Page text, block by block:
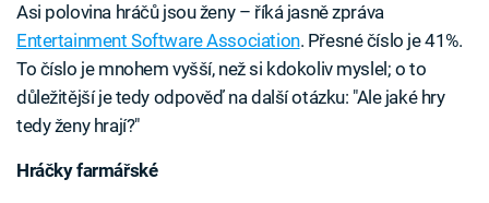
Asi polovina hráčů jsou ženy – říká jasně zpráva
Entertainment Software Association. Přesné číslo je 41%.
To číslo je mnohem vyšší, než si kdokoliv myslel; o to
důležitější je tedy odpověď na další otázku: "Ale jaké hry
tedy ženy hrají?"
Hráčky farmářské